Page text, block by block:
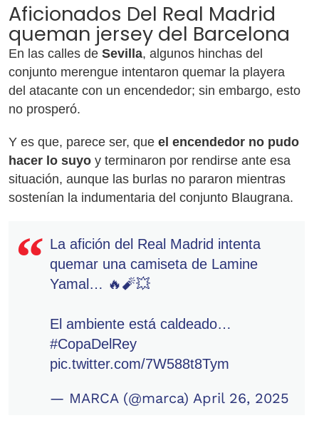
Aficionados Del Real Madrid
queman jersey del Barcelona
En las calles de Sevilla, algunos hinchas del
conjunto merengue intentaron quemar la playera
del atacante con un encendedor; sin embargo, esto
no prosperó.
Y es que, parece ser, que el encendedor no pudo
hacer lo suyo y terminaron por rendirse ante esa
situación, aunque las burlas no pararon mientras
sostenían la indumentaria del conjunto Blaugrana.
La afición del Real Madrid intenta
quemar una camiseta de Lamine
Yamal… 🔥🧨💥
El ambiente está caldeado…
#CopaDelRey
pic.twitter.com/7W588t8Tym
— MARCA (@marca) April 26, 2025